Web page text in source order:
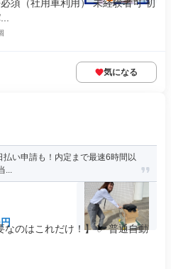
須（社用車利用） 未経験者可 初
気になる
払い申請も！内定まで最速6時間以
...
のはこれだけ！】 ✅ 普通自動